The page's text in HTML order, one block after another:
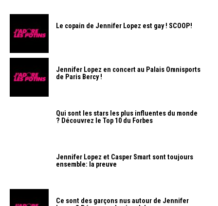
Le copain de Jennifer Lopez est gay ! SCOOP!
Jennifer Lopez en concert au Palais Omnisports
de Paris Bercy !
Qui sont les stars les plus influentes du monde
? Découvrez le Top 10 du Forbes
Jennifer Lopez et Casper Smart sont toujours
ensemble: la preuve
Ce sont des garçons nus autour de Jennifer